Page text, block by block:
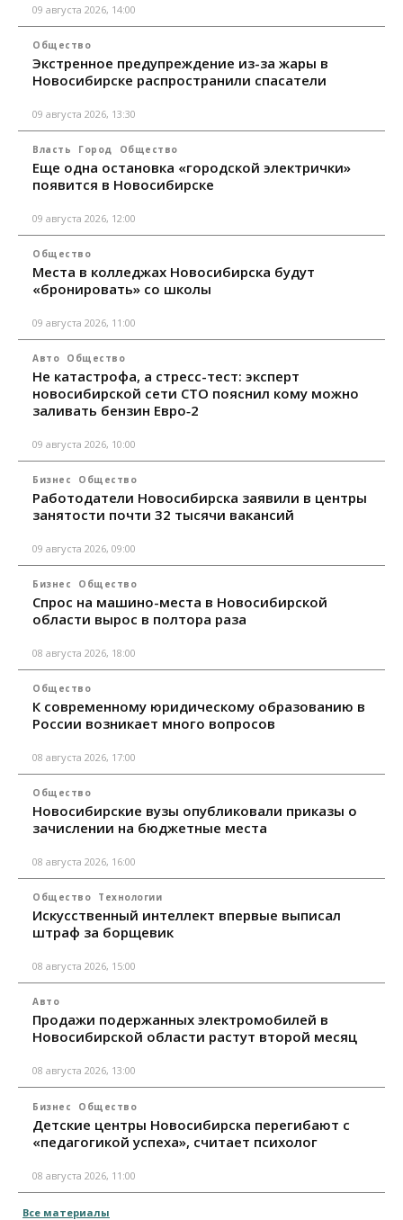
09 августа 2026, 14:00
Общество
Экстренное предупреждение из-за жары в
Новосибирске распространили спасатели
09 августа 2026, 13:30
Власть Город Общество
Еще одна остановка «городской электрички»
появится в Новосибирске
09 августа 2026, 12:00
Общество
Места в колледжах Новосибирска будут
«бронировать» со школы
09 августа 2026, 11:00
Авто Общество
Не катастрофа, а стресс-тест: эксперт
новосибирской сети СТО пояснил кому можно
заливать бензин Евро‑2
09 августа 2026, 10:00
Бизнес Общество
Работодатели Новосибирска заявили в центры
занятости почти 32 тысячи вакансий
09 августа 2026, 09:00
Бизнес Общество
Спрос на машино-места в Новосибирской
области вырос в полтора раза
08 августа 2026, 18:00
Общество
К современному юридическому образованию в
России возникает много вопросов
08 августа 2026, 17:00
Общество
Новосибирские вузы опубликовали приказы о
зачислении на бюджетные места
08 августа 2026, 16:00
Общество Технологии
Искусственный интеллект впервые выписал
штраф за борщевик
08 августа 2026, 15:00
Авто
Продажи подержанных электромобилей в
Новосибирской области растут второй месяц
08 августа 2026, 13:00
Бизнес Общество
Детские центры Новосибирска перегибают с
«педагогикой успеха», считает психолог
08 августа 2026, 11:00
Все материалы